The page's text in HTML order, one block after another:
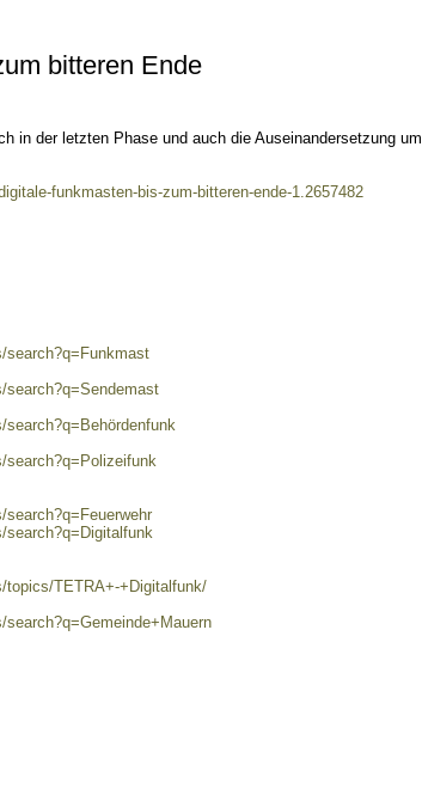
bitteren Ende
in der letzten Phase und auch die Auseinandersetzung um
funkmasten-bis-zum-bitteren-ende-1.2657482
search?q=Funkmast
search?q=Sendemast
search?q=Behördenfunk
search?q=Polizeifunk
search?q=Feuerwehr
search?q=Digitalfunk
topics/TETRA+-+Digitalfunk/
search?q=Gemeinde+Mauern